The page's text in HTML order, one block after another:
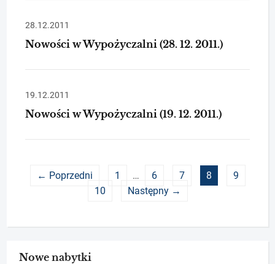
28.12.2011
Nowości w Wypożyczalni (28. 12. 2011.)
19.12.2011
Nowości w Wypożyczalni (19. 12. 2011.)
← Poprzedni 1 … 6 7 8
9
10
Następny →
Nowe nabytki